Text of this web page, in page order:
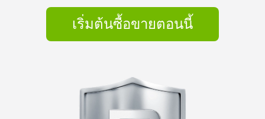
เริ่มต้นซื้อขายตอนนี้